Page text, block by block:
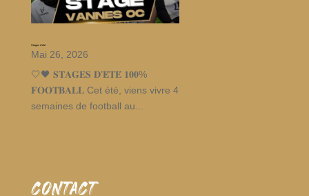
Stages d’été
Mai 26, 2026
🤍🖤 𝐒𝐓𝐀𝐆𝐄𝐒 𝐃’𝐄́𝐓𝐄́ 𝟏𝟎𝟎%
𝐅𝐎𝐎𝐓𝐁𝐀𝐋𝐋 Cet été, viens vivre 4
semaines de football au...